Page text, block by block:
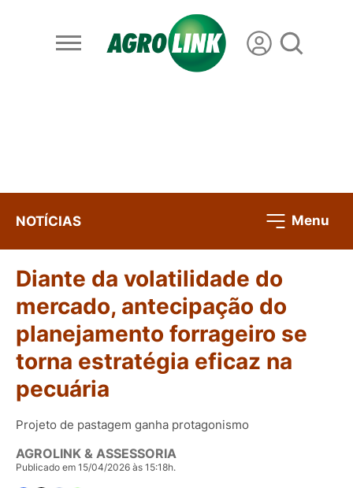
NOTÍCIAS Menu
Diante da volatilidade do
mercado, antecipação do
planejamento forrageiro se
torna estratégia eficaz na
pecuária
Projeto de pastagem ganha protagonismo
AGROLINK & ASSESSORIA
Publicado em 15/04/2026 às 15:18h.